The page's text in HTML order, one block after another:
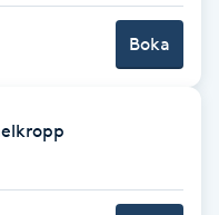
Boka